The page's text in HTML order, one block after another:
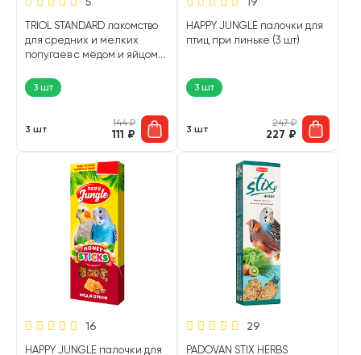
TRIOL STANDARD лакомство
для средних и мелких
попугаев с мёдом и яйцом
3 шт
3 шт
144₽
111 ₽
HAPPY JUNGLE палочки для
птиц при линьке (3 шт)
3 шт
3 шт
247₽
227 ₽
16
HAPPY JUNGLE палочки для
29
PADOVAN STIX HERBS